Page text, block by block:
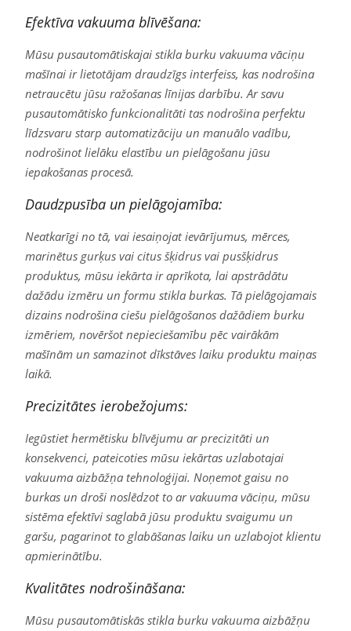
Efektīva vakuuma blīvēšana:
Mūsu pusautomātiskajai stikla burku vakuuma vāciņu
mašīnai ir lietotājam draudzīgs interfeiss, kas nodrošina
netraucētu jūsu ražošanas līnijas darbību. Ar savu
pusautomātisko funkcionalitāti tas nodrošina perfektu
līdzsvaru starp automatizāciju un manuālo vadību,
nodrošinot lielāku elastību un pielāgošanu jūsu
iepakošanas procesā.
Daudzpusība un pielāgojamība:
Neatkarīgi no tā, vai iesaiņojat ievārījumus, mērces,
marinētus gurķus vai citus šķidrus vai pusšķidrus
produktus, mūsu iekārta ir aprīkota, lai apstrādātu
dažādu izmēru un formu stikla burkas. Tā pielāgojamais
dizains nodrošina ciešu pielāgošanos dažādiem burku
izmēriem, novēršot nepieciešamību pēc vairākām
mašīnām un samazinot dīkstāves laiku produktu maiņas
laikā.
Precizitātes ierobežojums:
Iegūstiet hermētisku blīvējumu ar precizitāti un
konsekvenci, pateicoties mūsu iekārtas uzlabotajai
vakuuma aizbāžņa tehnoloģijai. Noņemot gaisu no
burkas un droši noslēdzot to ar vakuuma vāciņu, mūsu
sistēma efektīvi saglabā jūsu produktu svaigumu un
garšu, pagarinot to glabāšanas laiku un uzlabojot klientu
apmierinātību.
Kvalitātes nodrošināšana:
Mūsu pusautomātiskās stikla burku vakuuma aizbāžņu